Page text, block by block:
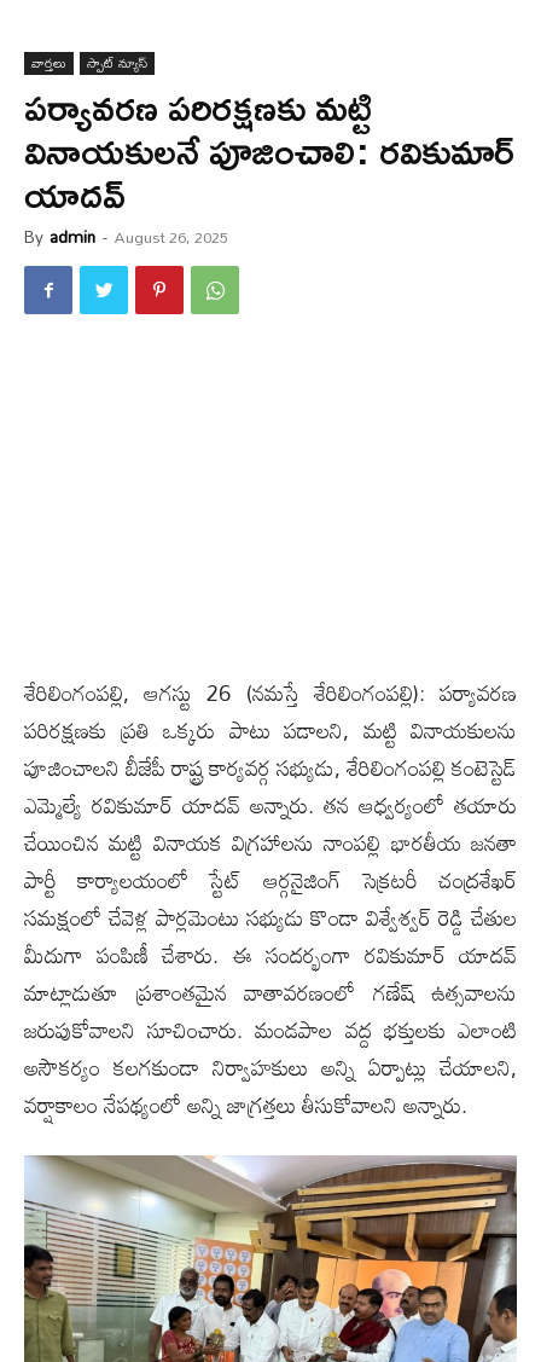
వార్త‌లు స్పాట్ న్యూస్
ప‌ర్యావ‌ర‌ణ ప‌రిర‌క్ష‌ణ‌కు మ‌ట్టి
వినాయ‌కుల‌నే పూజించాలి: ర‌వికుమార్
యాద‌వ్
By admin - August 26, 2025
శేరిలింగంప‌ల్లి, ఆగ‌స్టు 26 (న‌మ‌స్తే శేరిలింగంప‌ల్లి): ప‌ర్యావ‌ర‌ణ
ప‌రిర‌క్ష‌ణ‌కు ప్ర‌తి ఒక్క‌రు పాటు ప‌డాల‌ని, మ‌ట్టి వినాయ‌కుల‌ను
పూజించాల‌ని బీజేపీ రాష్ట్ర కార్య‌వ‌ర్గ స‌భ్యుడు, శేరిలింగంప‌ల్లి కంటెస్టెడ్
ఎమ్మెల్యే ర‌వికుమార్ యాద‌వ్ అన్నారు. త‌న ఆధ్వ‌ర్యంలో త‌యారు
చేయించిన మ‌ట్టి వినాయ‌క విగ్ర‌హాల‌ను నాంపల్లి భారతీయ జనతా
పార్టీ కార్యాలయంలో స్టేట్ ఆర్గనైజింగ్ సెక్రటరీ చంద్రశేఖర్
సమక్షంలో చేవెళ్ల పార్లమెంటు సభ్యుడు కొండా విశ్వేశ్వర్ రెడ్డి చేతుల
మీదుగా పంపిణీ చేశారు. ఈ సంద‌ర్భంగా ర‌వికుమార్ యాద‌వ్
మాట్లాడుతూ ప్ర‌శాంత‌మైన వాతావ‌ర‌ణంలో గ‌ణేష్ ఉత్స‌వాల‌ను
జ‌రుపుకోవాల‌ని సూచించారు. మండ‌పాల వ‌ద్ద భ‌క్తుల‌కు ఎలాంటి
అసౌక‌ర్యం క‌ల‌గ‌కుండా నిర్వాహ‌కులు అన్ని ఏర్పాట్లు చేయాల‌ని,
వ‌ర్షాకాలం నేప‌థ్యంలో అన్ని జాగ్ర‌త్త‌లు తీసుకోవాల‌ని అన్నారు.